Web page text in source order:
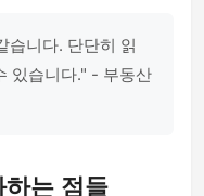
습니다. 단단히 읽
있습니다." - 부동산
는 점들